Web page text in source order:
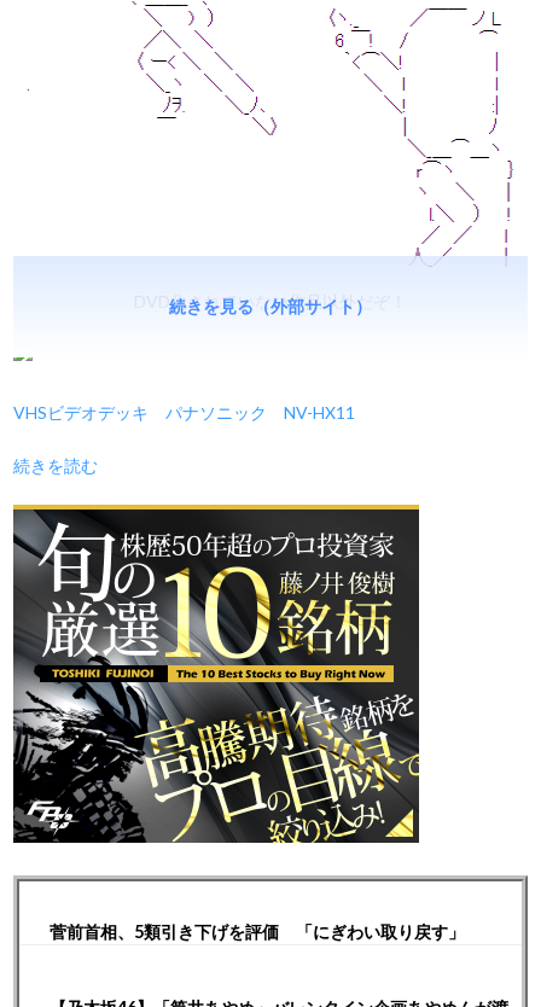
DVD化されていない作品以外だぞ！
VHSビデオデッキ パナソニック NV-HX11
続きを読む
続きを見る（外部サイト）
菅前首相、5類引き下げを評価 「にぎわい取り戻す」